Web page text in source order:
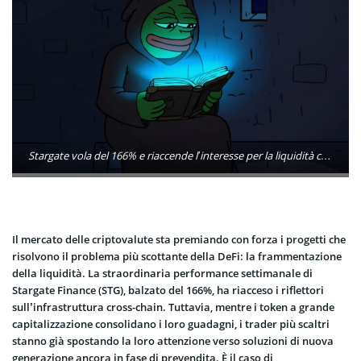
Stargate vola del 166% e riaccende l’interesse per la liquidità cross-chain. Intanto LiquidChain supera gli 836.000 dollari in prevendita con il suo Layer 3 pensato per unire Bitcoin, Ethereum e Solana.
Il mercato delle criptovalute sta premiando con forza i progetti che
risolvono il problema più scottante della DeFi: la frammentazione
della liquidità. La straordinaria performance settimanale di
Stargate Finance (STG), balzato del 166%, ha riacceso i riflettori
sull’infrastruttura cross-chain. Tuttavia, mentre i token a grande
capitalizzazione consolidano i loro guadagni, i trader più scaltri
stanno già spostando la loro attenzione verso soluzioni di nuova
generazione ancora in fase di prevendita. È il caso di